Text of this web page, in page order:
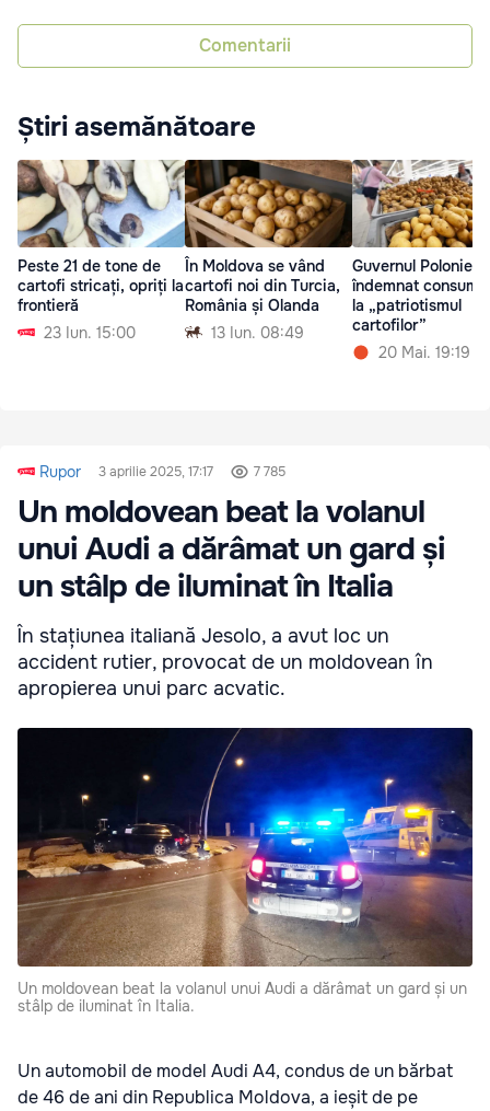
Comentarii
Știri asemănătoare
Peste 21 de tone de
cartofi stricați, opriți la
frontieră
23 Iun. 15:00
În Moldova se vând
cartofi noi din Turcia,
România și Olanda
13 Iun. 08:49
Guvernul Poloniei a
îndemnat
la „patriotismul
cartofilor”
20 Mai. 19:19
Rupor 3 aprilie 2025, 17:17 7 785
Un moldovean beat la volanul
unui Audi a dărâmat un gard și
un stâlp de iluminat în Italia
În stațiunea italiană Jesolo, a avut loc un
accident rutier, provocat de un moldovean în
apropierea unui parc acvatic.
Un moldovean beat la volanul unui Audi a dărâmat un gard și un
stâlp de iluminat în Italia.
Un automobil de model Audi A4, condus de un bărbat
de 46 de ani din Republica Moldova, a ieșit de pe